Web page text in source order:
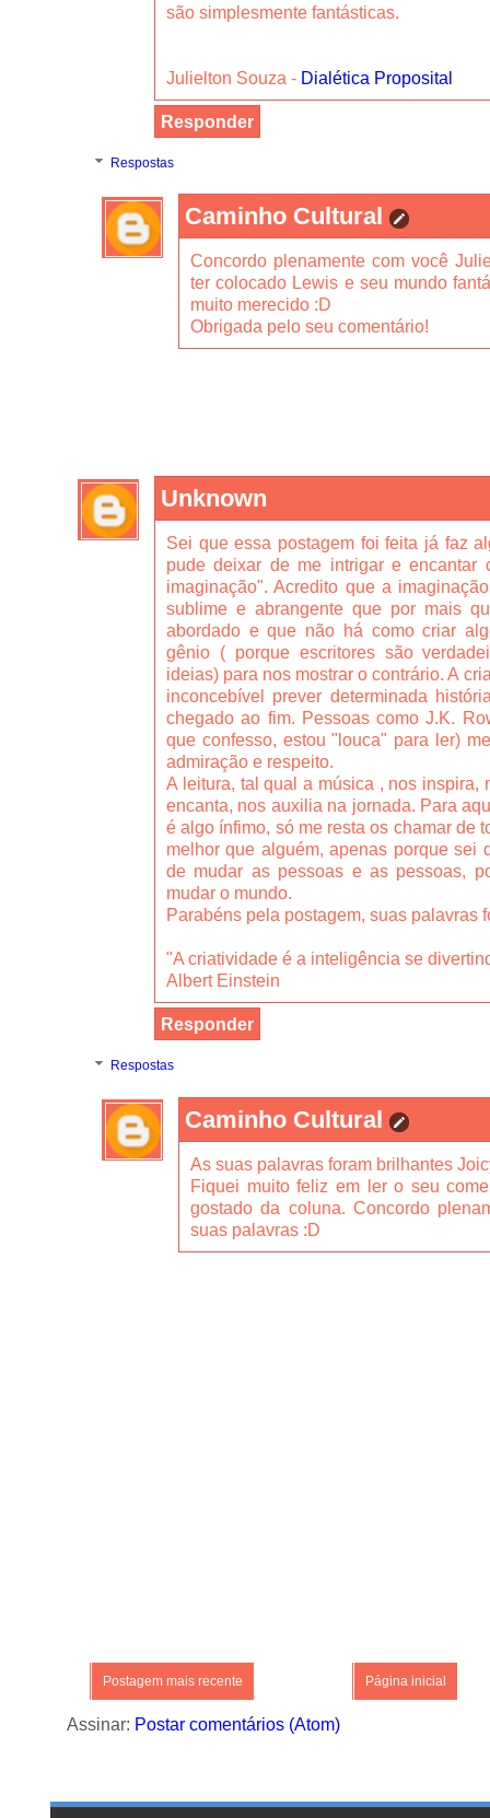
são simplesmente fantásticas.
Julielton Souza - Dialética Proposital
Responder
Respostas
Caminho Cultural
Concordo plenamente com você
ter colocado Lewis e seu mundo
muito merecido :D
Obrigada pelo seu comentário!
Unknown
Sei que essa postagem foi feita já faz
pude deixar de me intrigar e encantar
imaginação". Acredito que a
sublime e abrangente que por mais
abordado e que não há como criar
gênio ( porque escritores são
ideias) para nos mostrar o contrário. A
inconcebível prever determinada
chegado ao fim. Pessoas como J.K.
que confesso, estou "louca" para ler)
admiração e respeito.
A leitura, tal qual a música , nos inspira,
encanta, nos auxilia na jornada. Para
é algo ínfimo, só me resta os chamar de
melhor que alguém, apenas porque sei
de mudar as pessoas e as pessoas,
mudar o mundo.
Parabéns pela postagem, suas palavras
"A criatividade é a inteligência se
Albert Einstein
Responder
Respostas
Caminho Cultural
As suas palavras foram brilhantes
Fiquei muito feliz em ler o seu
gostado da coluna. Concordo
suas palavras :D
Postagem mais recente Página inicial
Assinar: Postar comentários (Atom)